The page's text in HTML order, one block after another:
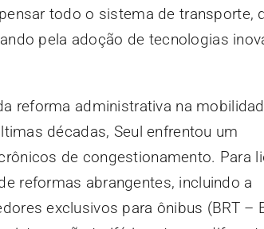
todo o sistema de transporte,
pela adoção de tecnologias
reforma administrativa na
décadas, Seul enfrentou um
de congestionamento. Para
reformas abrangentes, incluindo a
exclusivos para ônibus (BRT –